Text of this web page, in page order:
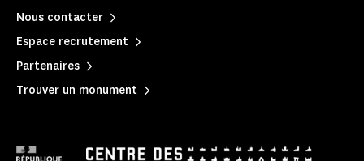
Nous contacter
Espace recrutement
Partenaires
Trouver un monument